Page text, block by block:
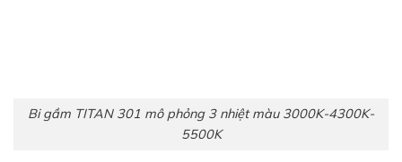
Bi gầm TITAN 301 mô phỏng 3 nhiệt màu 3000K-4300K-
5500K